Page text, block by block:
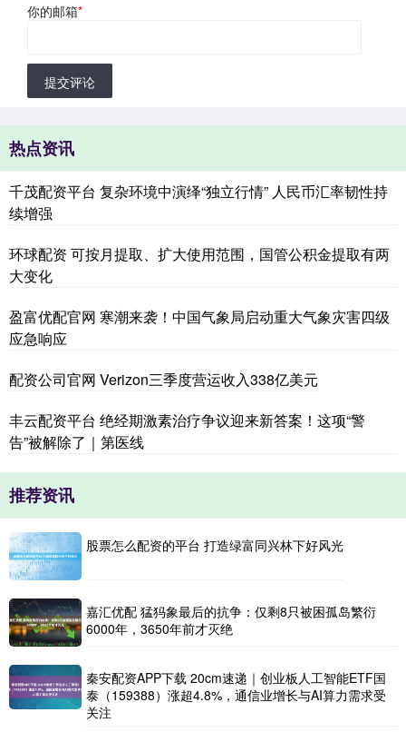
你的邮箱*
提交评论
热点资讯
千茂配资平台 复杂环境中演绎“独立行情” 人民币汇率韧性持
续增强
环球配资 可按月提取、扩大使用范围，国管公积金提取有两
大变化
盈富优配官网 寒潮来袭！中国气象局启动重大气象灾害四级
应急响应
配资公司官网 Verizon三季度营运收入338亿美元
丰云配资平台 绝经期激素治疗争议迎来新答案！这项“警
告”被解除了｜第医线
推荐资讯
股票怎么配资的平台 打造绿富同兴林下好风光
嘉汇优配 猛犸象最后的抗争：仅剩8只被困孤岛繁衍
6000年，3650年前才灭绝
秦安配资APP下载 20cm速递｜创业板人工智能ETF国
泰（159388）涨超4.8%，通信业增长与AI算力需求受
关注